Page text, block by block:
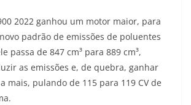
o
o
k
r
n
k
2022 ganhou um motor maior, para
padrão de emissões de poluentes
passa de 847 cm³ para 889 cm³,
as emissões e, de quebra, ganhar
mais, pulando de 115 para 119 CV de